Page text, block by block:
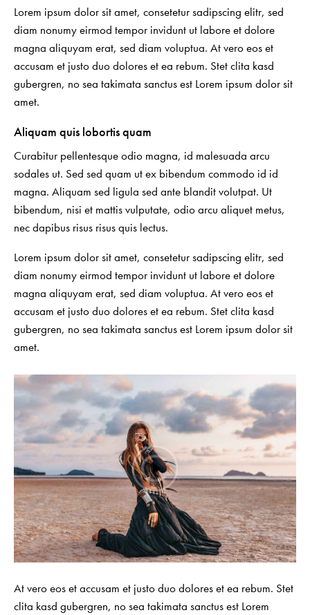
Lorem ipsum dolor sit amet, consetetur sadipscing elitr, sed
diam nonumy eirmod tempor invidunt ut labore et dolore
magna aliquyam erat, sed diam voluptua. At vero eos et
accusam et justo duo dolores et ea rebum. Stet clita kasd
gubergren, no sea takimata sanctus est Lorem ipsum dolor sit
amet.
Aliquam quis lobortis quam
Curabitur pellentesque odio magna, id malesuada arcu
sodales ut. Sed sed quam ut ex bibendum commodo id id
magna. Aliquam sed ligula sed ante blandit volutpat. Ut
bibendum, nisi et mattis vulputate, odio arcu aliquet metus,
nec dapibus risus risus quis lectus.
Lorem ipsum dolor sit amet, consetetur sadipscing elitr, sed
diam nonumy eirmod tempor invidunt ut labore et dolore
magna aliquyam erat, sed diam voluptua. At vero eos et
accusam et justo duo dolores et ea rebum. Stet clita kasd
gubergren, no sea takimata sanctus est Lorem ipsum dolor sit
amet.
At vero eos et accusam et justo duo dolores et ea rebum. Stet
clita kasd gubergren, no sea takimata sanctus est Lorem